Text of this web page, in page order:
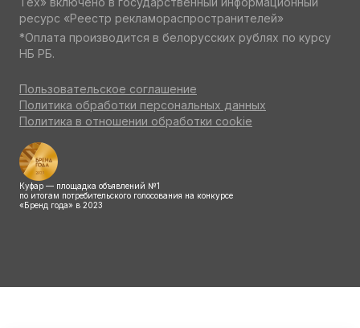
ресурс «Реестр рекламораспространителей»
*Оплата производится в белорусских рублях по курсу
НБ РБ.
Пользовательское соглашение
Политика обработки персональных данных
Политика в отношении обработки cookie
Куфар — площадка объявлений №1
по итогам потребительского голосования на конкурсе
«Бренд года» в 2023